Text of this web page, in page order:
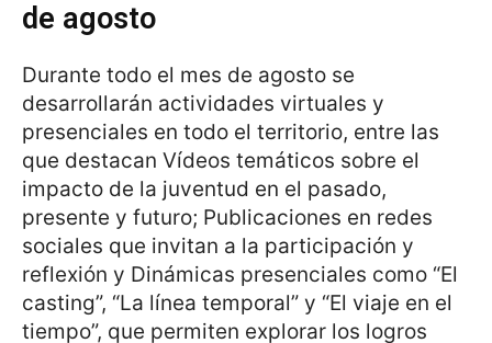
de agosto
Durante todo el mes de agosto se
desarrollarán actividades virtuales y
presenciales en todo el territorio, entre las
que destacan Vídeos temáticos sobre el
impacto de la juventud en el pasado,
presente y futuro; Publicaciones en redes
sociales que invitan a la participación y
reflexión y Dinámicas presenciales como “El
casting”, “La línea temporal” y “El viaje en el
tiempo”, que permiten explorar los logros